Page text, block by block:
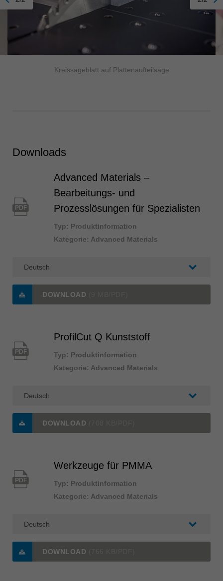
Kreissägeblatt auf Plattenaufteilsäge
Downloads
PDF
Advanced Materials –
Bearbeitungs- und
Prozesslösungen für Spezialisten
Typ: Produktinformation
Kategorie: Advanced Materials
DOWNLOAD
PDF
ProfilCut Q Kunststoff
Typ: Produktinformation
Kategorie: Advanced Materials
DOWNLOAD
PDF
Werkzeuge für PMMA
Typ: Produktinformation
Kategorie: Advanced Materials
DOWNLOAD